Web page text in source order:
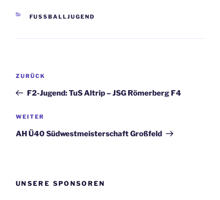
KATEGORIEN
FUSSBALLJUGEND
Vorheriger
ZURÜCK
F2-Jugend: TuS Altrip – JSG Römerberg F4
Nächster
Beitrag
WEITER
AH Ü40 Südwestmeisterschaft Großfeld
UNSERE SPONSOREN